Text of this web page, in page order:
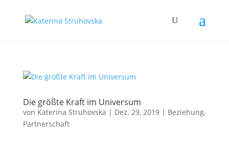
Die größte Kraft im Universum
von Katerina Struhovska | Dez. 29, 2019| Beziehung,
Partnerschaft